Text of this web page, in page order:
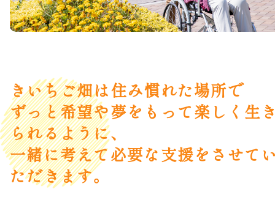
きいちご畑は住み慣れた場所で
ずっと希望や夢をもって楽しく生
られるように、
一緒に考えて必要な支援をさせて
ただきます。